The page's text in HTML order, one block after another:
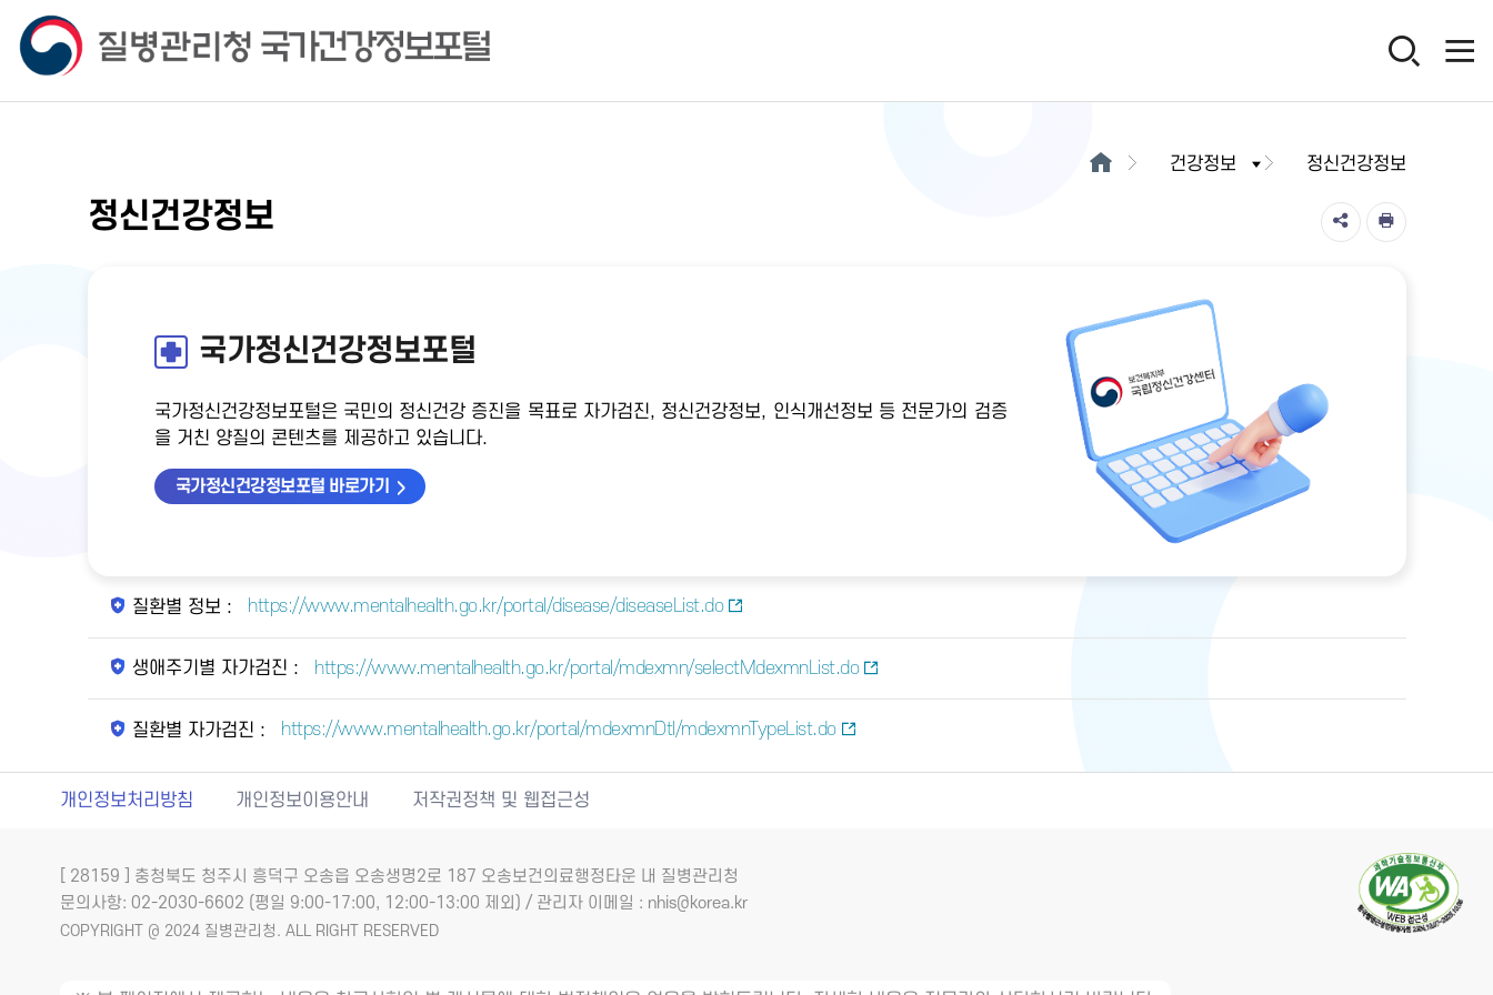
건강정보 정신건강정보
정신건강정보
국가정신건강정보포털
국가정신건강정보포털은 국민의 정신건강 증진을 목표로 자가검진, 정신건강정보, 인식개선정보 등 전문가의 검증
을 거친 양질의 콘텐츠를 제공하고 있습니다.
국가정신건강정보포털 바로가기
질환별 정보 : https://www.mentalhealth.go.kr/portal/disease/diseaseList.do
생애주기별 자가검진 : https://www.mentalhealth.go.kr/portal/mdexmn/selectMdexmnList.do
질환별 자가검진 : https://www.mentalhealth.go.kr/portal/mdexmnDtl/mdexmnTypeList.do
개인정보처리방침 개인정보이용안내 저작권정책 및 웹접근성
[ 28159 ] 충청북도 청주시 흥덕구 오송읍 오송생명2로 187 오송보건의료행정타운 내 질병관리청
문의사항: 02-2030-6602 (평일 9:00-17:00, 12:00-13:00 제외) / 관리자 이메일 : nhis@korea.kr
COPYRIGHT @ 2024 질병관리청. ALL RIGHT RESERVED